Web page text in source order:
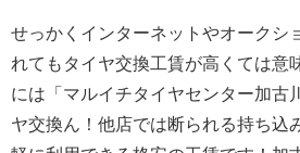
せっかくインターネットやオークシ
れてもタイヤ交換工賃が高くては意
には「マルイチタイヤセンター加古
ヤ交換ん！他店では断られる持ち込